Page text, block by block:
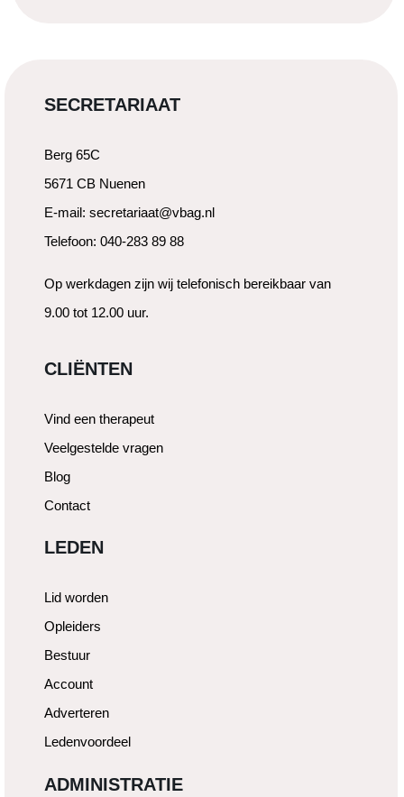
SECRETARIAAT
Berg 65C
5671 CB Nuenen
E-mail: secretariaat@vbag.nl
Telefoon: 040-283 89 88
Op werkdagen zijn wij telefonisch bereikbaar van
9.00 tot 12.00 uur.
CLIËNTEN
Vind een therapeut
Veelgestelde vragen
Blog
Contact
LEDEN
Lid worden
Opleiders
Bestuur
Account
Adverteren
Ledenvoordeel
ADMINISTRATIE